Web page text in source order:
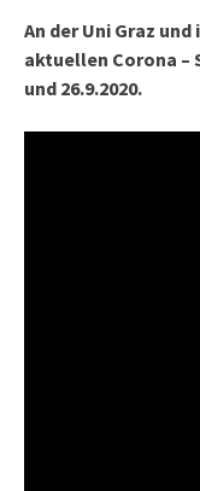
An der Uni Graz
aktuellen Corona –
und 26.9.2020.